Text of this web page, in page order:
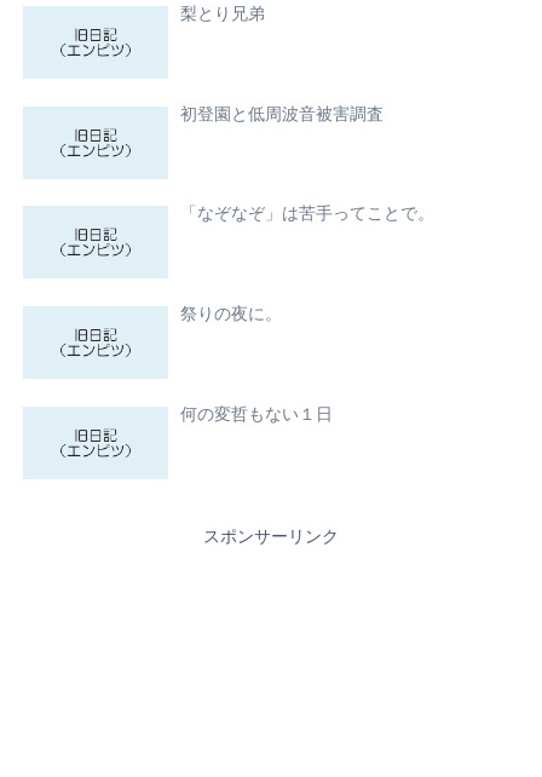
梨とり兄弟
初登園と低周波音被害調査
「なぞなぞ」は苦手ってことで。
祭りの夜に。
何の変哲もない１日
スポンサーリンク